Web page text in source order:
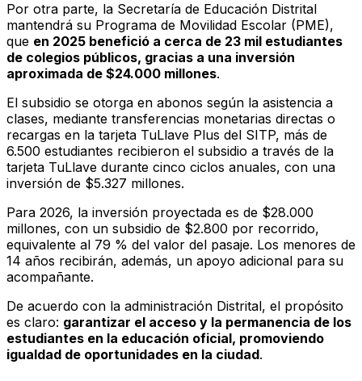
Por otra parte, la Secretaría de Educación Distrital
mantendrá su Programa de Movilidad Escolar (PME),
que en 2025 benefició a cerca de 23 mil estudiantes
de colegios públicos, gracias a una inversión
aproximada de $24.000 millones.
El subsidio se otorga en abonos según la asistencia a
clases, mediante transferencias monetarias directas o
recargas en la tarjeta TuLlave Plus del SITP, más de
6.500 estudiantes recibieron el subsidio a través de la
tarjeta TuLlave durante cinco ciclos anuales, con una
inversión de $5.327 millones.
Para 2026, la inversión proyectada es de $28.000
millones, con un subsidio de $2.800 por recorrido,
equivalente al 79 % del valor del pasaje. Los menores de
14 años recibirán, además, un apoyo adicional para su
acompañante.
De acuerdo con la administración Distrital, el propósito
es claro: garantizar el acceso y la permanencia de los
estudiantes en la educación oficial, promoviendo
igualdad de oportunidades en la ciudad.